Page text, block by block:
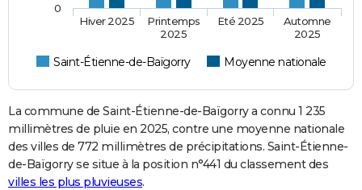
Saint-Étienne-de-Baïgorry Moyenne nationale
Hiver 2025
Printemps
2025
Eté 2025
Automne
2025
0
La commune de Saint-Étienne-de-Baïgorry a connu 1 235
millimètres de pluie en 2025, contre une moyenne nationale
des villes de 772 millimètres de précipitations. Saint-Étienne-
de-Baïgorry se situe à la position n°441 du classement des
villes les plus pluvieuses.